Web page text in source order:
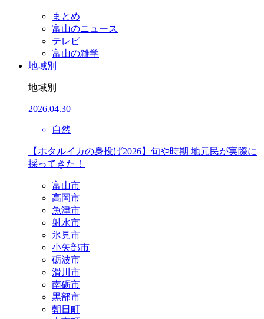
まとめ
富山のニュース
テレビ
富山の雑学
地域別
地域別
2026.04.30
自然
【ホタルイカの身投げ2026】旬や時期 地元民が実際に
採ってきた！
富山市
高岡市
魚津市
射水市
氷見市
小矢部市
砺波市
滑川市
南砺市
黒部市
朝日町